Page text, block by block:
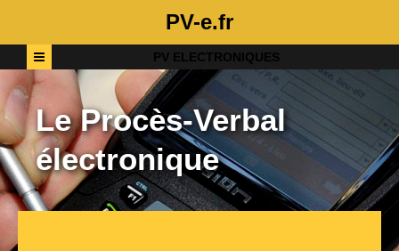
PV-e.fr
PV ELECTRONIQUES
Le Procès-Verbal
électronique